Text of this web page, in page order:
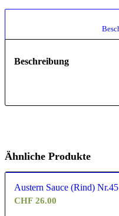
Beschreibung
Ähnliche Produkte
Austern Sauce (Rind) Nr.45
CHF 26.00